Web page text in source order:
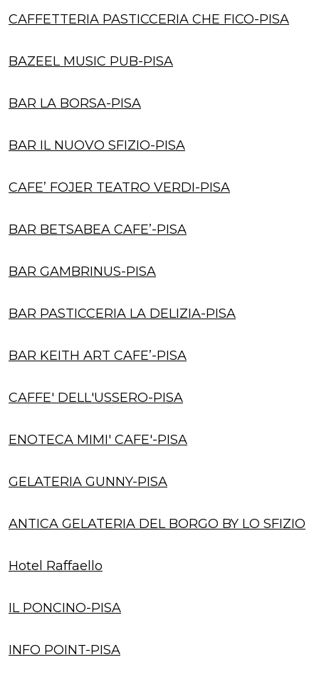
CAFFETTERIA PASTICCERIA CHE FICO-PISA
BAZEEL MUSIC PUB-PISA
BAR LA BORSA-PISA
BAR IL NUOVO SFIZIO-PISA
CAFE’ FOJER TEATRO VERDI-PISA
BAR BETSABEA CAFE’-PISA
BAR GAMBRINUS-PISA
BAR PASTICCERIA LA DELIZIA-PISA
BAR KEITH ART CAFE’-PISA
CAFFE' DELL'USSERO-PISA
ENOTECA MIMI' CAFE'-PISA
GELATERIA GUNNY-PISA
ANTICA GELATERIA DEL BORGO BY LO SFIZIO
Hotel Raffaello
IL PONCINO-PISA
INFO POINT-PISA